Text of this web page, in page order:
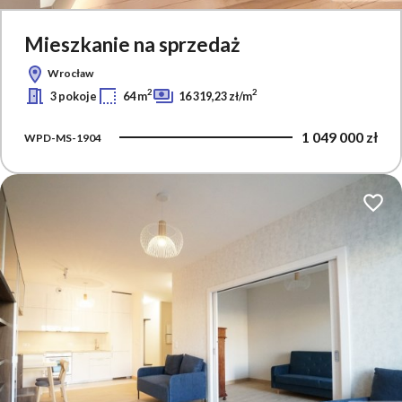
Mieszkanie na sprzedaż
Wrocław
3 pokoje 64 m2 16 319,23 zł/m2
WPD-MS-1904 1 049 000 zł
Dodaj